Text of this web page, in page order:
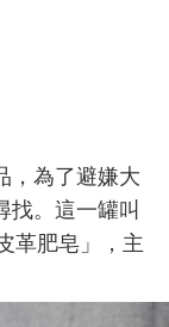
，為了避嫌大
找。這一罐叫
革肥皂」，主